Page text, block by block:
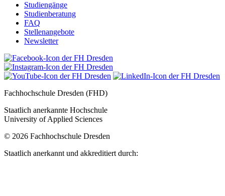
Studiengänge
Studienberatung
FAQ
Stellenangebote
Newsletter
Fachhochschule Dresden (FHD)
Staatlich anerkannte Hochschule
University of Applied Sciences
© 2026 Fachhochschule Dresden
Staatlich anerkannt und akkreditiert durch: